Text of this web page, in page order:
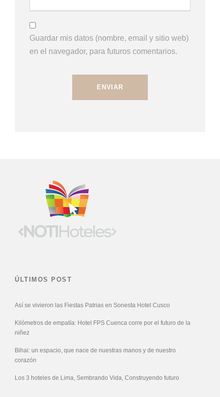
Guardar mis datos (nombre, email y sitio web)
en el navegador, para futuros comentarios.
ÚLTIMOS POST
Así se vivieron las Fiestas Patrias en Sonesta Hotel Cusco
Kilómetros de empatía: Hotel FPS Cuenca corre por el futuro de la
niñez
Bihai: un espacio, que nace de nuestras manos y de nuestro
corazón
Los 3 hoteles de Lima, Sembrando Vida, Construyendo futuro